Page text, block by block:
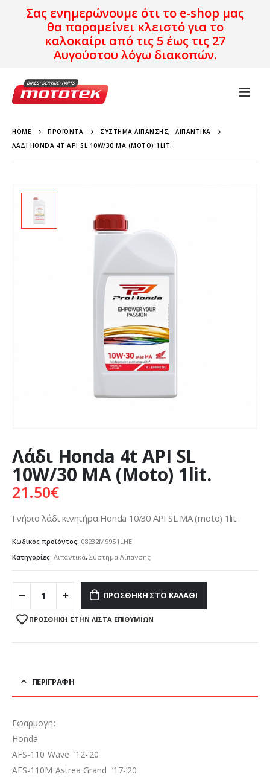
Σας ενημερώνουμε ότι το e-shop μας
θα παραμείνει κλειστό για το
καλοκαίρι από τις 5 έως τις 27
Αυγούστου λόγω διακοπών.
HOME ΠΡΟΪΌΝΤΑ ΣΎΣΤΗΜΑ ΛΊΠΑΝΣΗΣ,
ΛΙΠΑΝΤΙΚΆ
ΛΆΔΙ HONDA 4T API SL 10W/30 MA (MOTO) 1LIT.
Λάδι Honda 4t API SL
10W/30 MA (Moto) 1lit.
21.50€
Γνήσιο λάδι κινητήρα Honda 10/30 API SL MA (moto) 1lit.
Κωδικός προϊόντος: 08232M99S1LHE
Κατηγορίες: Λιπαντικά, Σύστημα Λίπανσης
ΠΡΟΣΘΉΚΗ ΣΤΟ ΚΑΛΆΘΙ
ΠΡΌΣΘΉΚΗ ΣΤΗΝ ΛΊΣΤΑ ΕΠΙΘΥΜΙΏΝ
ΠΕΡΙΓΡΑΦΉ
Εφαρμογή:
Honda
AFS-110 Wave ’12-’20
AFS-110M Astrea Grand ’17-’20